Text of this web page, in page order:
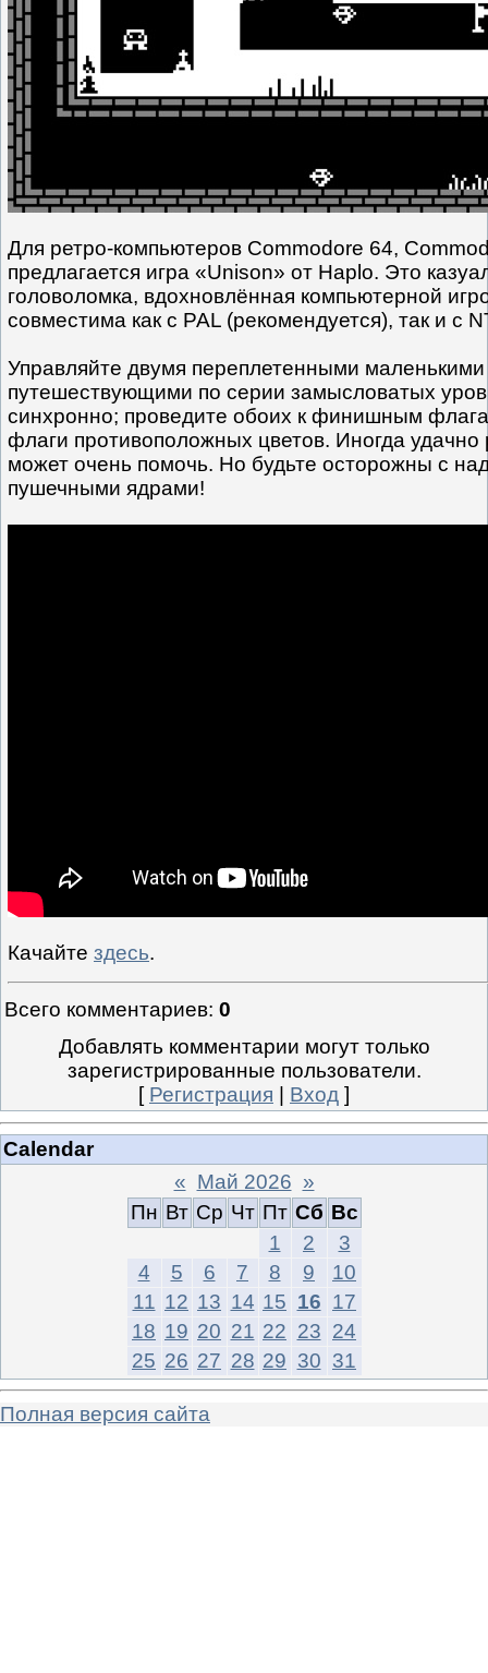
Для ретро-компьютеров Commodore 64,
предлагается игра «Unison» от Haplo. Это
головоломка, вдохновлённая компьютерной
совместима как с PAL (рекомендуется), так и с
Управляйте двумя переплетенными маленькими
путешествующими по серии замысловатых
синхронно; проведите обоих к финишным
флаги противоположных цветов. Иногда
может очень помочь. Но будьте осторожны с
пушечными ядрами!
Качайте здесь.
Всего комментариев: 0
Добавлять комментарии могут только
зарегистрированные пользователи.
[ Регистрация Вход ]
Calendar
« Май 2026 »
Пн Вт Ср Чт Пт Сб Вс
1
2
3
4
5 6 7 8 9
10
11 12 13 14 15 16 17
18 19 20 21 22 23 24
25 26 27 28 29 30 31
Полная версия сайта